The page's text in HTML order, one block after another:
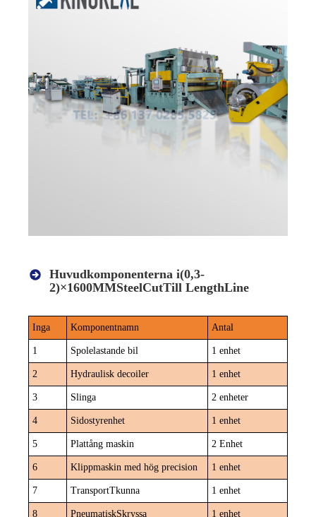
Huvudkomponenterna i(0,3-
2)×1600MMSteelCutTill LengthLine
Inga Komponentnamn Antal
1 Spolelastande bil 1 enhet
2 Hydraulisk decoiler 1 enhet
3 Slinga 2 enheter
4 Sidostyrenhet 1 enhet
5 Plattång maskin 2 Enhet
6 Klippmaskin med hög precision 1 enhet
7 TransportTkunna 1 enhet
8 PneumatiskSkryssa 1 enhet